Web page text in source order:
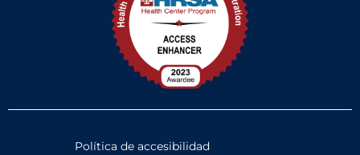
Política de accesibilidad